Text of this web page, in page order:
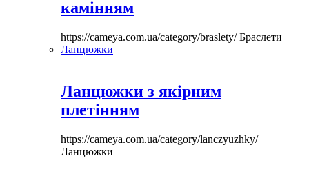
камінням
https://cameya.com.ua/category/braslety/Браслети
Ланцюжки
Ланцюжки з якірним
плетінням
https://cameya.com.ua/category/lanczyuzhky/
Ланцюжки